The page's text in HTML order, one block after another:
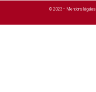
© 2023 – Mentions légales